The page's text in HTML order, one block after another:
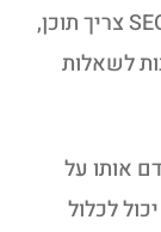
יותר מדף נחיתה בודד. הסיבה פשוטה: SEO צריך תוכן,
לשאלות
אותו על
לכלול